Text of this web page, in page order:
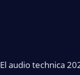
El audio technica